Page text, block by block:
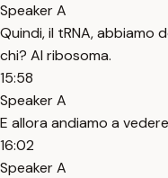
Speaker A
Quindi, il tRNA, abbiamo
chi? Al ribosoma.
15:58
Speaker A
E allora andiamo a
16:02
Speaker A